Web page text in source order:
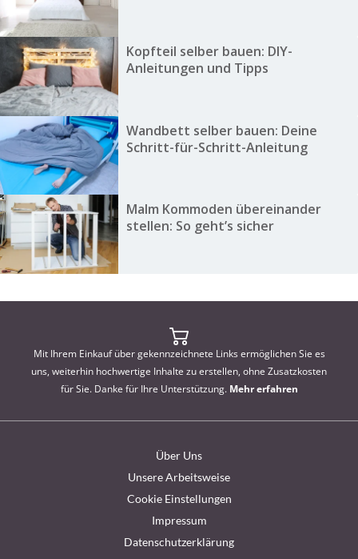
Kopfteil selber bauen: DIY-
Anleitungen und Tipps
Wandbett selber bauen: Deine
Schritt-für-Schritt-Anleitung
Malm Kommoden übereinander
stellen: So geht’s sicher
Mit Ihrem Einkauf über gekennzeichnete Links ermöglichen Sie es
uns, weiterhin hochwertige Inhalte zu erstellen, ohne Zusatzkosten
für Sie. Danke für Ihre Unterstützung. Mehr erfahren
Über Uns
Unsere Arbeitsweise
Cookie Einstellungen
Impressum
Datenschutzerklärung